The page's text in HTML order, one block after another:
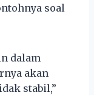
soal
dalam
akan
stabil,”